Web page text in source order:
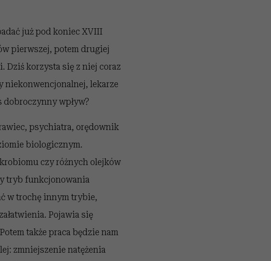
już pod koniec XVIII
pierwszej, potem drugiej
Dziś korzysta się z niej coraz
niekonwencjonalnej, lekarze
dobroczynny wpływ?
psychiatra, orędownik
biologicznym.
czy różnych olejków
tryb funkcjonowania
w trochę innym trybie,
Pojawia się
także praca będzie nam
zmniejszenie natężenia